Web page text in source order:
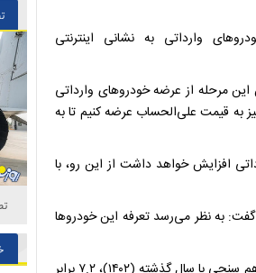
وارداتی به نشانی اینترنتی
مرحله از عرضه خودرو‌های وارداتی
به قیمت علی‌الحساب عرضه کنیم تا به
افزایش خواهد داشت از این رو، با
از ۴ به ۱۰۰ درصد افزایش پیدا کند، گفت: به نظر می‌رسد تعرفه این خودرو‌ها